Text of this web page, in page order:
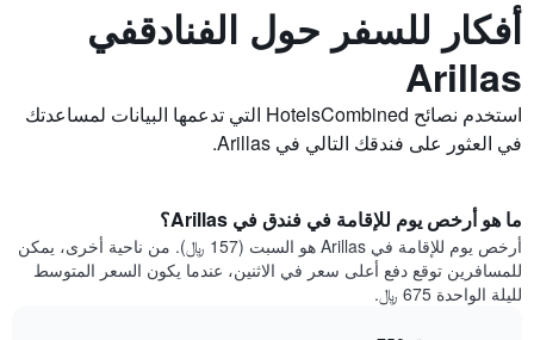
أفكار للسفر حول الفنادقفي
Arillas
استخدم نصائح HotelsCombined التي تدعمها البيانات لمساعدتك
في العثور على فندقك التالي في Arillas.
ما هو أرخص يوم للإقامة في فندق في Arillas؟
أرخص يوم للإقامة في Arillas هو السبت (157 ﷼). من ناحية أخرى، يمكن
للمسافرين توقع دفع أعلى سعر في الاثنين، عندما يكون السعر المتوسط
لليلة الواحدة 675 ﷼.